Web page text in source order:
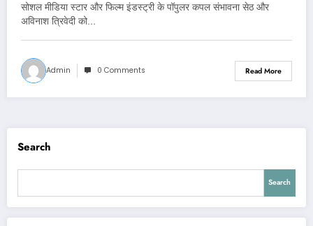
सोशल मीडिया स्टार और फिल्म इंडस्ट्री के पॉपुलर कपल संभावना सेठ और
अविनाश त्रिवेदी को…
Admin 0 Comments Read More
Search
Search